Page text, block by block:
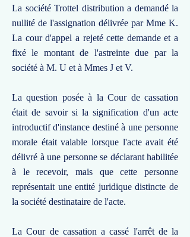
La société Trottel distribution a demandé la
nullité de l'assignation délivrée par Mme K.
La cour d'appel a rejeté cette demande et a
fixé le montant de l'astreinte due par la
société à M. U et à Mmes J et V.
La question posée à la Cour de cassation
était de savoir si la signification d'un acte
introductif d'instance destiné à une personne
morale était valable lorsque l'acte avait été
délivré à une personne se déclarant habilitée
à le recevoir, mais que cette personne
représentait une entité juridique distincte de
la société destinataire de l'acte.
La Cour de cassation a cassé l'arrêt de la